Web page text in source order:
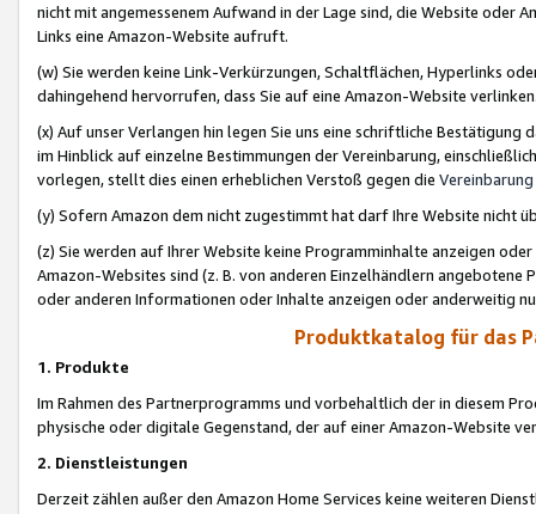
nicht mit angemessenem Aufwand in der Lage sind, die Website oder
Links eine Amazon-Website aufruft.
(w) Sie werden keine Link-Verkürzungen, Schaltflächen, Hyperlinks
dahingehend hervorrufen, dass Sie auf eine Amazon-Website
(x) Auf unser Verlangen hin legen Sie uns eine schriftliche
im Hinblick auf einzelne Bestimmungen der Vereinbarung,
vorlegen, stellt dies einen erheblichen Verstoß gegen die Vereinbarung
(y) Sofern Amazon dem nicht zugestimmt hat darf Ihre Website nicht
(z) Sie werden auf Ihrer Website keine Programminhalte anzeigen
Amazon-Websites sind (z. B. von anderen Einzelhändlern
oder anderen Informationen oder Inhalte anzeigen oder anderweitig
Produktkatalog für das
1. Produkte
Im Rahmen des Partnerprogramms und vorbehaltlich der in diesem
physische oder digitale Gegenstand, der auf einer Amazon-Website
2. Dienstleistungen
Derzeit zählen außer den Amazon Home Services keine weiteren